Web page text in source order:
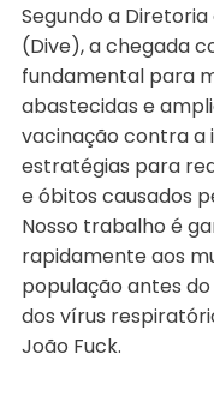
Segundo a
(Dive), a chegada
fundamental para
abastecidas e
vacinação contra a
estratégias para
e óbitos causados
Nosso trabalho é
rapidamente aos
população antes
dos vírus
João Fuck.